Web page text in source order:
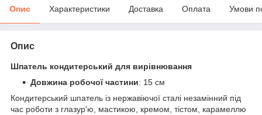
Опис Характеристики Доставка Оплата Умови
Опис
Шпатель кондитерський для вирівнювання
Довжина робочої частини: 15 см
Кондитерський шпатель із нержавіючої сталі незамінний під
час роботи з глазур'ю, мастикою, кремом, тістом, карамеллю